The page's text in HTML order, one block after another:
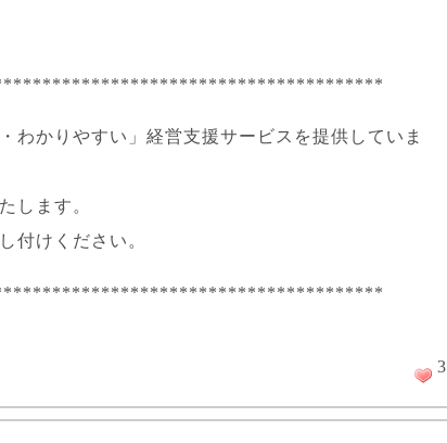
わかりやすい」経営支援サービスを提供していま
します。
付けください。
3